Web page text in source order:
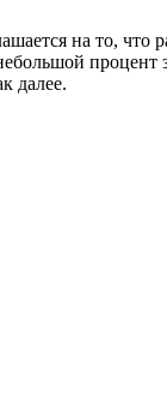
на то, что
процент
далее.